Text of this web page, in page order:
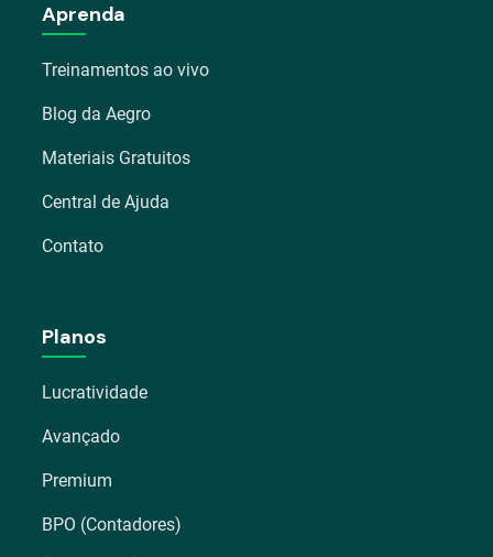
Aprenda
Treinamentos ao vivo
Blog da Aegro
Materiais Gratuitos
Central de Ajuda
Contato
Planos
Lucratividade
Avançado
Premium
BPO (Contadores)